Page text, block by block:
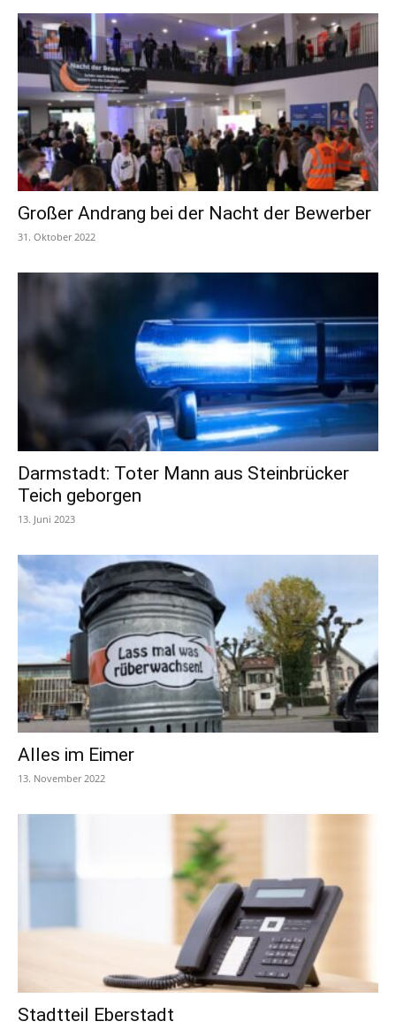
Großer Andrang bei der Nacht der Bewerber
31. Oktober 2022
Darmstadt: Toter Mann aus Steinbrücker
Teich geborgen
13. Juni 2023
Alles im Eimer
13. November 2022
Stadtteil Eberstadt